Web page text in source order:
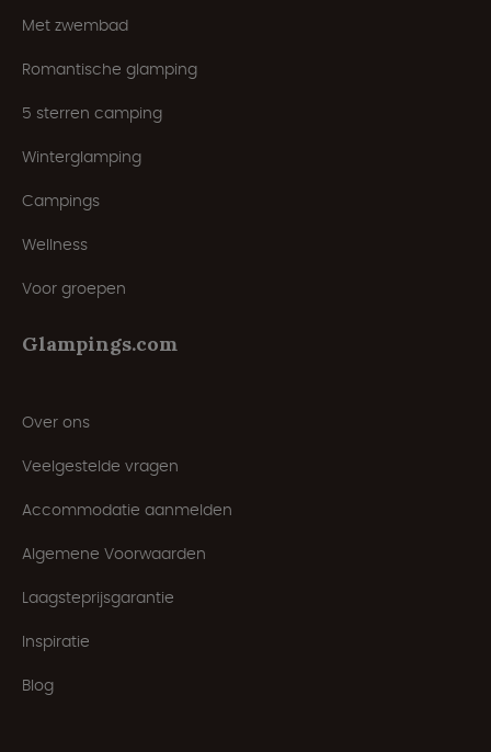
Met zwembad
Romantische glamping
5 sterren camping
Winterglamping
Campings
Wellness
Voor groepen
Glampings.com
Over ons
Veelgestelde vragen
Accommodatie aanmelden
Algemene Voorwaarden
Laagsteprijsgarantie
Inspiratie
Blog